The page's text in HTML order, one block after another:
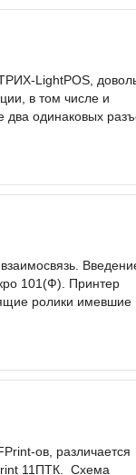
LightPOS,
в том числе и
два одинаковых
101(Ф). Принтер
ролики имевшие
ов, различается
11ПТК. Схема